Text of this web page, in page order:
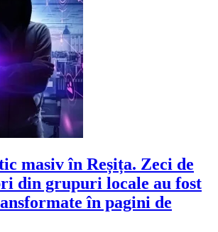
masiv în Reșița. Zeci de
din grupuri locale au fost
în pagini de